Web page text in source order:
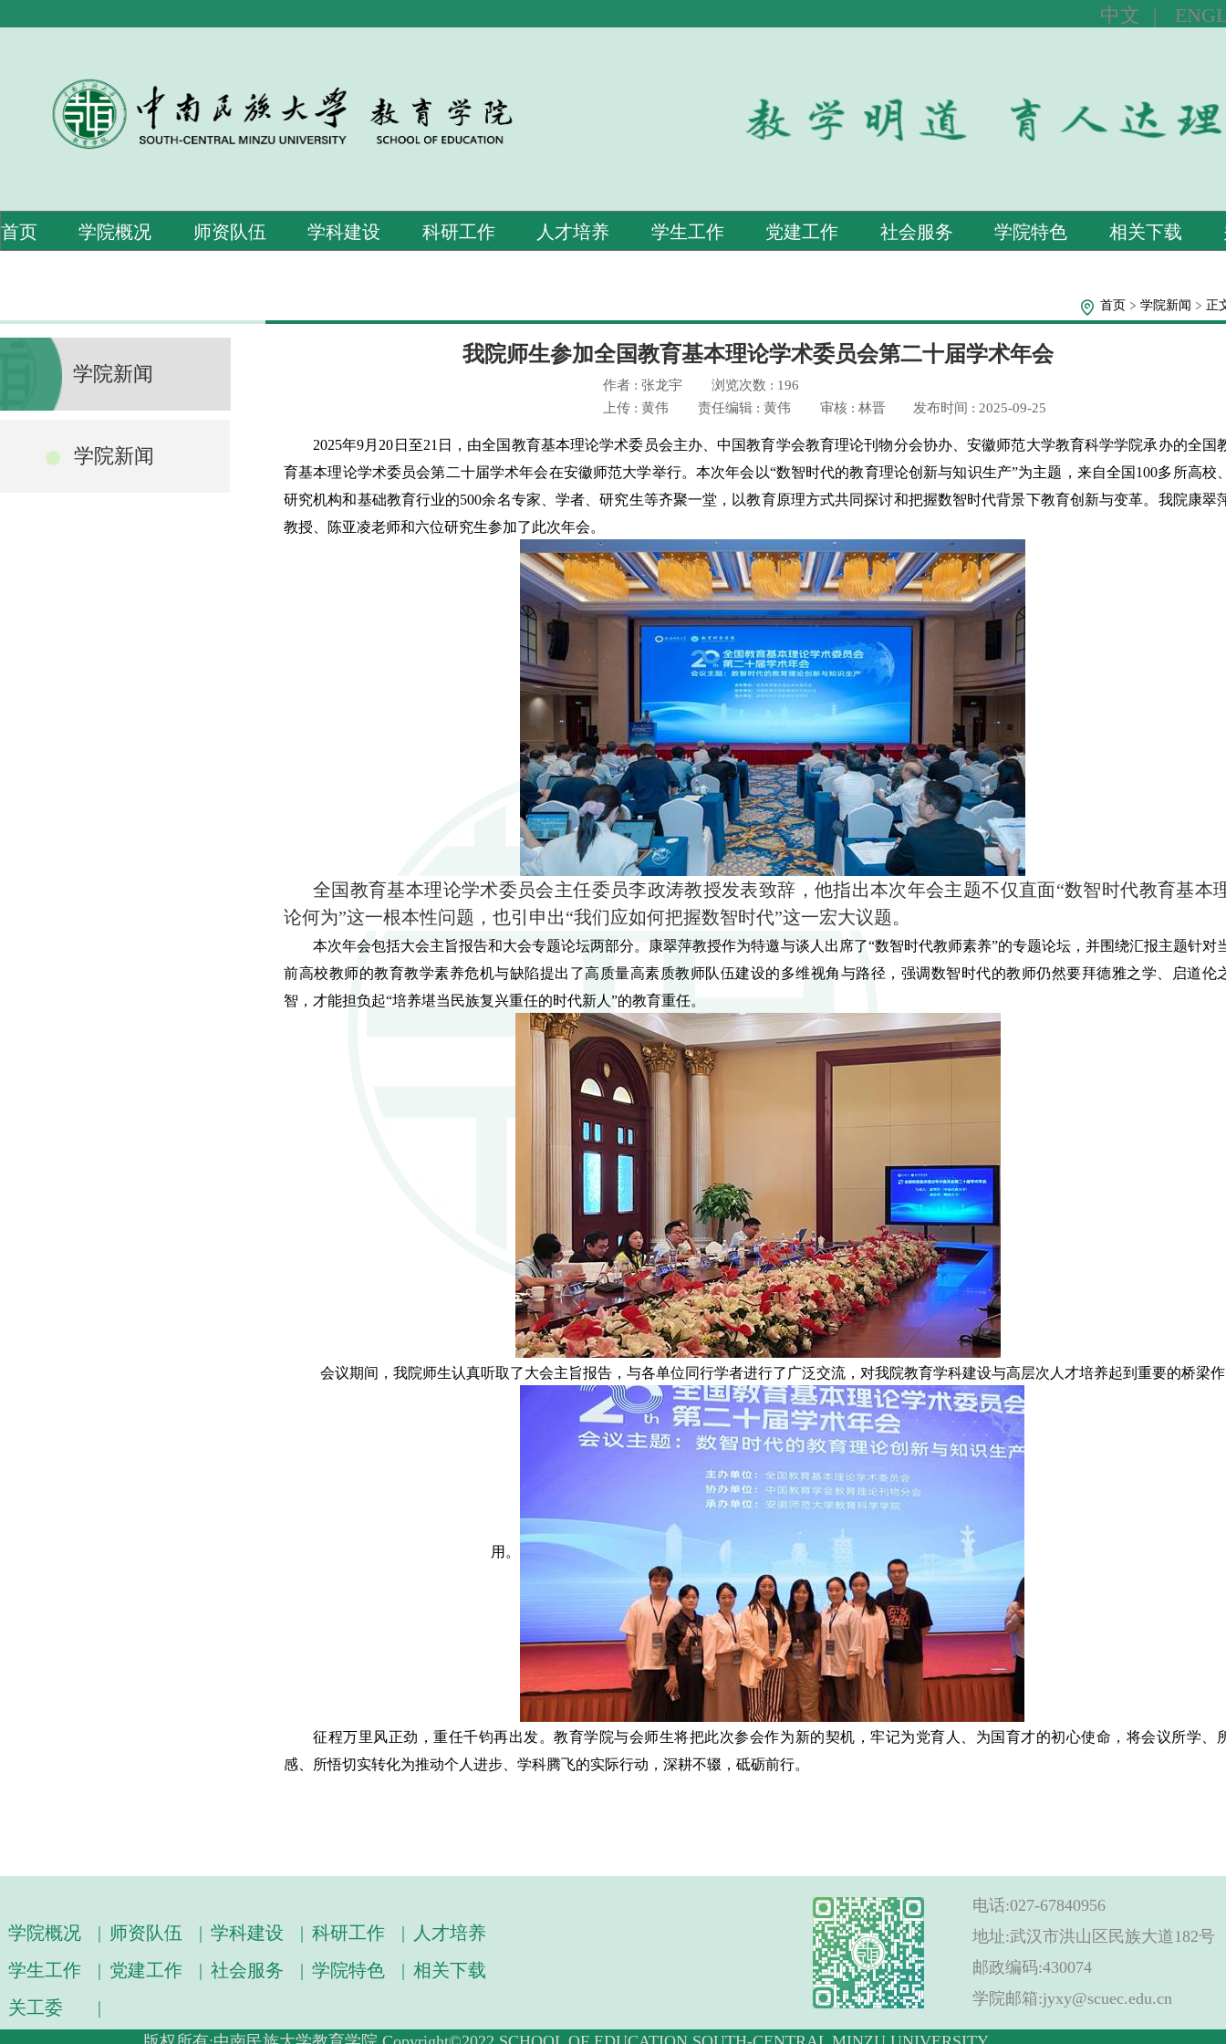
中文 |
首页 学院概况 师资队伍 学科建设 科研工作 人才培养 学生工作 党建工作 社会服务 学院特色 相关下载
首页 学院新闻 正
学院新闻
学院新闻
我院师生参加全国教育基本理论学术委员会第二十届学术年会
作者 : 张龙宇
浏览次数 : 196
上传 : 黄伟
责任编辑 : 黄伟 审核 : 林晋 发布时间 : 2025-09-25
2025年9月 20 日至21 日，由全国教育基本理论学术委员会主办、中国教育学会教育理论刊物分会协办、安徽师范大学教育科学学院承办的全国
育基本理论学术委员会第二十届学术年会在安徽师范大学举行。本次年会以“数智时代的教育理论创新与知识生产”为主题，来自全国100多所高校
研究机构和基础教育行业的500余名专家、学者、研究生等齐聚一堂，以教育原理方式共同探讨和把握数智时代背景下教育创新与变革。我院康翠
教授、陈亚凌老师和六位研究生参加了此次年会。
全国教育基本理论学术委员会主任委员李政涛教授发表致辞，他指出本次年会主题不仅直面“数智时代教育基本
论何为”这一根本性问题，也引申出“我们应如何把握数智时代”这一宏大议题。
本次年会包括大会主旨报告和大会专题论坛两部分。康翠萍教授作为特邀与谈人出席了“数智时代教师素养”的专题论坛，并围绕汇报主题针对
前高校教师的教育教学素养危机与缺陷提出了高质量高素质教师队伍建设的多维视角与路径，强调数智时代的教师仍然要拜德雅之学、启道伦
智，才能担负起“培养堪当民族复兴重任的时代新人”的教育重任。
会议期间，我院师生认真听取了大会主旨报告，与各单位同行学者进行了广泛交流，对我院教育学科建设与高层次人才培养起到重要的桥梁作
用。
征程万里风正劲，重任千钧再出发。教育学院与会师生将把此次参会作为新的契机，牢记为党育人、为国育才的初心使命，将会议所学、
感、所悟切实转化为推动个人进步、学科腾飞的实际行动，深耕不辍，砥砺前行。
学院概况 | 师资队伍 | 学科建设 | 科研工作 |
人才培养
学生工作
| 党建工作 | 社会服务 | 学院特色 | 相关下载
关工委
|
电话:027-67840956
地址:武汉市洪山区民族大道182号
邮政编码:430074
学院邮箱:jyxy@scuec.edu.cn